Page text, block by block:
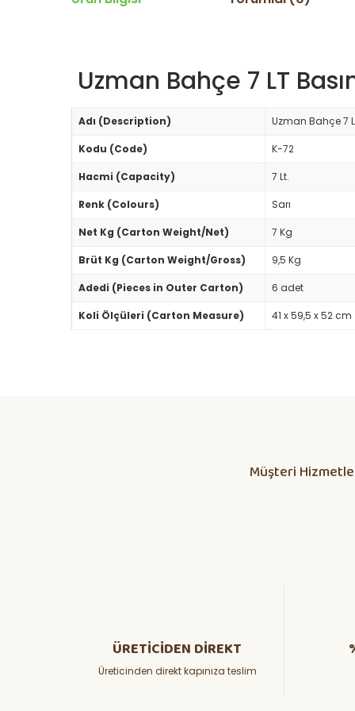
Uzman Bahçe 7 LT
Adı (Description) Uzman Bahçe 7
Kodu (Code) K-72
Hacmi (Capacity) 7 Lt.
Renk (Colours) Sarı
Net Kg (Carton Weight/Net) 7 Kg
Brüt Kg (Carton Weight/Gross) 9,5 Kg
Adedi (Pieces in Outer Carton) 6 adet
Koli Ölçüleri (Carton Measure) 41 x 59,5 x 52 cm
ADEM BARAN | 26/06/2026
Müşteri
ÜRETİCİDEN DİREKT
Üreticinden direkt kapınıza teslim